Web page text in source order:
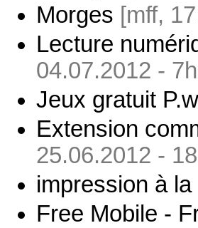
Morges [mff,
Lecture
04.07.2012 -
Jeux gratuit
Extension
25.06.2012 -
impression à
Free Mobile -